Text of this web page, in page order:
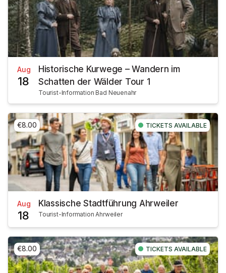
Aug
18
Historische Kurwege – Wandern im
Schatten der Wälder Tour 1
Tourist-Information Bad Neuenahr
€8.00 TICKETS AVAILABLE
Aug
18
Klassische Stadtführung Ahrweiler
Tourist-Information Ahrweiler
€8.00 TICKETS AVAILABLE